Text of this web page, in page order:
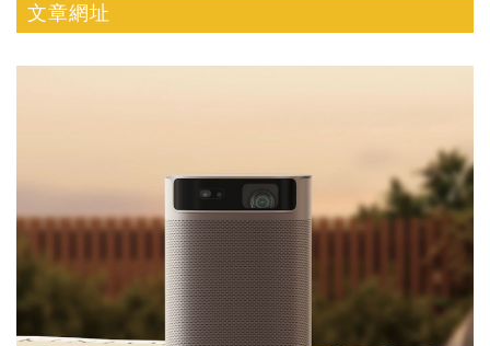
文章網址